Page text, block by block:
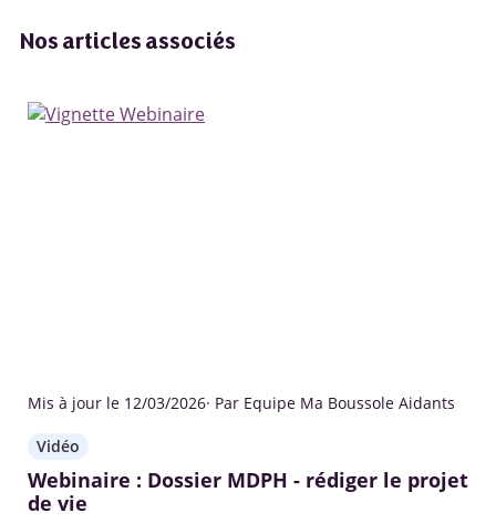
Nos articles associés
Mis à jour le 12/03/2026· Par Equipe Ma Boussole Aidants
Vidéo
Webinaire : Dossier MDPH - rédiger le projet
de vie